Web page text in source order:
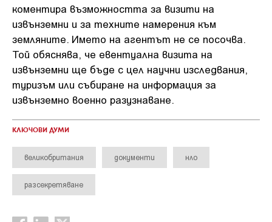
коментира възможността за визити на
извънземни и за техните намерения към
земляните. Името на агентът не се посочва.
Той обяснява, че евентуална визита на
извънземни ще бъде с цел научни изследвания,
туризъм или събиране на информация за
извънземно военно разузнаване.
КЛЮЧОВИ ДУМИ
великобритания документи нло
разсекретяване